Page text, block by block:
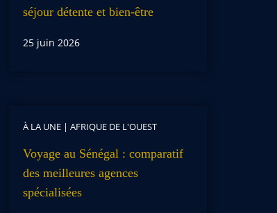
séjour détente et bien-être
25 juin 2026
À LA UNE| AFRIQUE DE L'OUEST
Voyage au Sénégal : comparatif
des meilleures agences
spécialisées